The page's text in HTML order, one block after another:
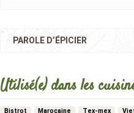
PAROLE D’ÉPICIER
Utilisé(e) dans les
Bistrot Marocaine Tex-mex